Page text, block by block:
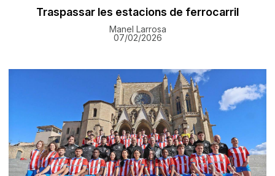
Traspassar les estacions de ferrocarril
Manel Larrosa
07/02/2026